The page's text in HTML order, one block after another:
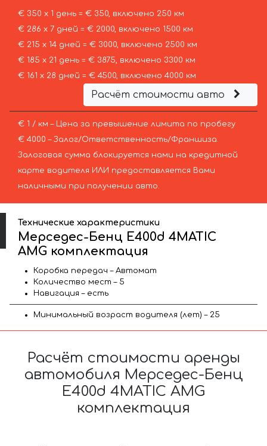
€ 350 х 1 день = € 350, включено 250 км
€ 286 х 7 дней = € 2000, включено 1500 км
€ 215 х 14 дней = € 3000, включено 2500 км
€ 185 х 21 день = € 3875, включено 3300 км
€ 161 х 28 дней = € 4500, включено 4000 км
Расчёт стоимости авто
€ 1 / км – Цена за превышение лимита по пробегу
€ 4000 – Залог/Ответственность/Франшиза.
Залоговая сумма блокируется нами на кредитной
карте водителя ИЛИ предоставляется Вами
наличными при получении авто.
Технические характеристики
Мерседес-Бенц E400d 4MATIC
AMG комплектация
Коробка передач – Автомат
Количество мест – 5
Навигация – есть
Минимальный возраст водителя (лет) – 25
Расчёт стоимости аренды
автомобиля Мерседес-Бенц
E400d 4MATIC AMG
комплектация